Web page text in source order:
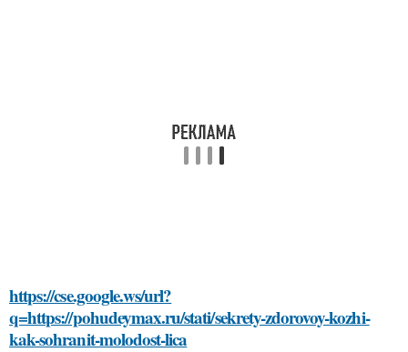
https://cse.google.ws/url?
q=https://pohudeymax.ru/stati/sekrety-zdorovoy-kozhi-
kak-sohranit-molodost-lica